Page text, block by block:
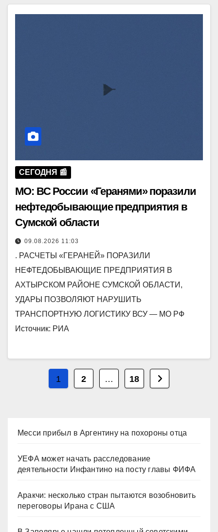
СЕГОДНЯ 📰
МО: ВС России «Геранями» поразили
нефтедобывающие предприятия в
Сумской области
09.08.2026 11:03
. РАСЧЕТЫ «ГЕРАНЕЙ» ПОРАЗИЛИ
НЕФТЕДОБЫВАЮЩИЕ ПРЕДПРИЯТИЯ В
АХТЫРСКОМ РАЙОНЕ СУМСКОЙ ОБЛАСТИ,
УДАРЫ ПОЗВОЛЯЮТ НАРУШИТЬ
ТРАНСПОРТНУЮ ЛОГИСТИКУ ВСУ — МО РФ
Источник: РИА
Пагинация
1 2 … 18
Месси прибыл в Аргентину на похороны отца
УЕФА может начать расследование
деятельности Инфантино на посту главы ФИФА
Аракчи: несколько стран пытаются возобновить
переговоры Ирана с США